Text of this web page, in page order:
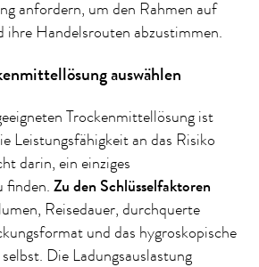
anfordern, um den Rahmen auf
ihre Handelsrouten abzustimmen.
auswählen
Trockenmittellösung ist
Leistungsfähigkeit an das Risiko
darin, ein einziges
finden.Zu den Schlüsselfaktoren
Reisedauer, durchquerte
und das hygroskopische
Die Ladungsauslastung